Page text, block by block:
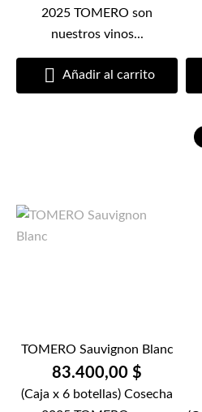
2025 TOMERO son
nuestros vinos...
 Añadir al carrito
TOMERO Sauvignon Blanc
83.400,00 $
(Caja x 6 botellas) Cosecha